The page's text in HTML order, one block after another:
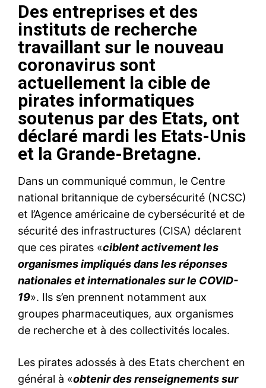
Des entreprises et des
instituts de recherche
travaillant sur le nouveau
coronavirus sont
actuellement la cible de
pirates informatiques
soutenus par des Etats, ont
déclaré mardi les Etats-Unis
et la Grande-Bretagne.
Dans un communiqué commun, le Centre
national britannique de cybersécurité (NCSC)
et l’Agence américaine de cybersécurité et de
sécurité des infrastructures (CISA) déclarent
que ces pirates «ciblent activement les
organismes impliqués dans les réponses
nationales et internationales sur le COVID-
19». Ils s’en prennent notamment aux
groupes pharmaceutiques, aux organismes
de recherche et à des collectivités locales.
Les pirates adossés à des Etats cherchent en
général à «obtenir des renseignements sur